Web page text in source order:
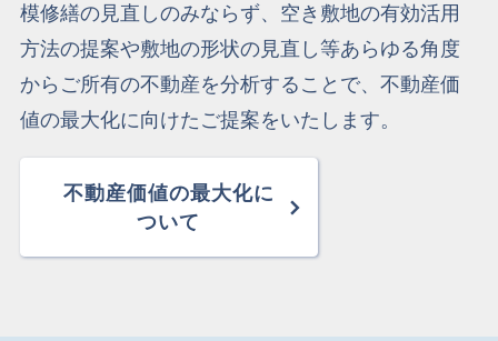
模修繕の見直しのみならず、空き敷地の有効活用
方法の提案や敷地の形状の見直し等あらゆる角度
からご所有の不動産を分析することで、不動産価
値の最大化に向けたご提案をいたします。
不動産価値の最大化に
ついて